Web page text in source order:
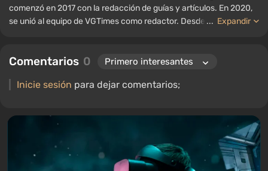
comenzó en 2017 con la redacción de guías y artículos. En 2020,
se unió al equipo de VGTimes como redactor. Desde 2022, ha
... Expandir
Comentarios 0
Inicie sesión para dejar comentarios;